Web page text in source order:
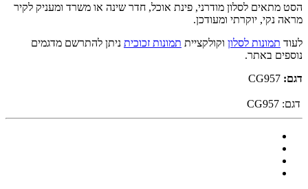
הסט מתאים לסלון מודרני, פינת אוכל, חדר שינה או משרד ומעניק לקיר
מראה נקי, יוקרתי ומעודכן.
לעוד תמונות לסלון וקולקציית תמונות זכוכית ניתן להתרשם מדגמים
נוספים באתר.
דגם:
דגם: CG957